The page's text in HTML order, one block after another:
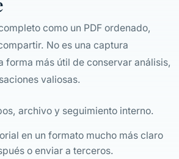
como un PDF ordenado,
No es una captura
forma más útil de conservar análisis,
valiosas.
archivo y seguimiento interno.
en un formato mucho más claro
o enviar a terceros.